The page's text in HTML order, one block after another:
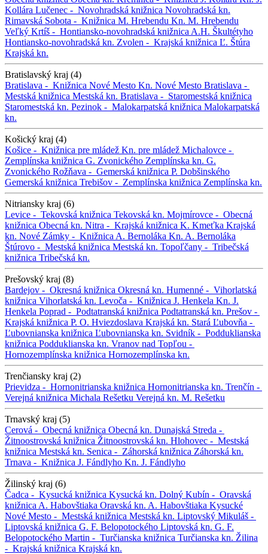
Kollára Lučenec - Novohradská knižnica Novohradská kn.
Rimavská Sobota - Knižnica M. Hrebendu Kn. M. Hrebendu
Veľký Krtíš - Hontiansko-novohradská knižnica A.H. Škultétyho
Hontiansko-novohradská kn. Zvolen - Krajská knižnica Ľ. Štúra
Krajská kn.
Bratislavský kraj (4)
Bratislava - Knižnica Nové Mesto Kn. Nové Mesto Bratislava -
Mestská knižnica Mestská kn. Bratislava - Staromestská knižnica
Staromestská kn. Pezinok - Malokarpatská knižnica Malokarpatská
kn.
Košický kraj (4)
Košice - Knižnica pre mládež Kn. pre mládež Michalovce -
Zemplínska knižnica G. Zvonického Zemplínska kn. G.
Zvonického Rožňava - Gemerská knižnica P. Dobšinského
Gemerská knižnica Trebišov - Zemplínska knižnica Zemplínska kn.
Nitriansky kraj (6)
Levice - Tekovská knižnica Tekovská kn. Mojmírovce - Obecná
knižnica Obecná kn. Nitra - Krajská knižnica K. Kmeťka Krajská
kn. Nové Zámky - Knižnica A. Bernoláka Kn. A. Bernoláka
Štúrovo - Mestská knižnica Mestská kn. Topoľčany - Tribečská
knižnica Tribečská kn.
Prešovský kraj (8)
Bardejov - Okresná knižnica Okresná kn. Humenné - Vihorlatská
knižnica Vihorlatská kn. Levoča - Knižnica J. Henkela Kn. J.
Henkela Poprad - Podtatranská knižnica Podtatranská kn. Prešov -
Krajská knižnica P. O. Hviezdoslava Krajská kn. Stará Ľubovňa -
Ľubovnianska knižnica Ľubovnianska kn. Svidník - Podduklianska
knižnica Podduklianska kn. Vranov nad Topľou -
Hornozemplínska knižnica Hornozemplínska kn.
Trenčiansky kraj (2)
Prievidza - Hornonitrianska knižnica Hornonitrianska kn. Trenčín -
Verejná knižnica Michala Rešetku Verejná kn. M. Rešetku
Trnavský kraj (5)
Cerová - Obecná knižnica Obecná kn. Dunajská Streda -
Žitnoostrovská knižnica Žitnoostrovská kn. Hlohovec - Mestská
knižnica Mestská kn. Senica - Záhorská knižnica Záhorská kn.
Trnava - Knižnica J. Fándlyho Kn. J. Fándlyho
Žilinský kraj (6)
Čadca - Kysucká knižnica Kysucká kn. Dolný Kubín - Oravská
knižnica A. Habovštiaka Oravská kn. A. Habovštiaka Kysucké
Nové Mesto - Mestská knižnica Mestská kn. Liptovský Mikuláš -
Liptovská knižnica G. F. Belopotockého Liptovská kn. G. F.
Belopotockého Martin - Turčianska knižnica Turčianska kn. Žilina
- Krajská knižnica Krajská kn.